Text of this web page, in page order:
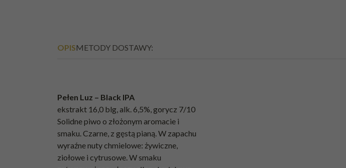
OPISMETODY DOSTAWY:
Pełen Luz – Black IPA
ekstrakt 16,0 blg, alk. 6,5%, gorycz 7/10
Solidne piwo o złożonym aromacie i
smaku. Czarne, z gęstą pianą. W zapachu
wyraźne nuty chmielowe: żywiczne,
ziołowe i cytrusowe. W smaku